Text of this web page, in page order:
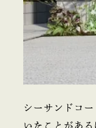
シーサンドコ
いたことがあ